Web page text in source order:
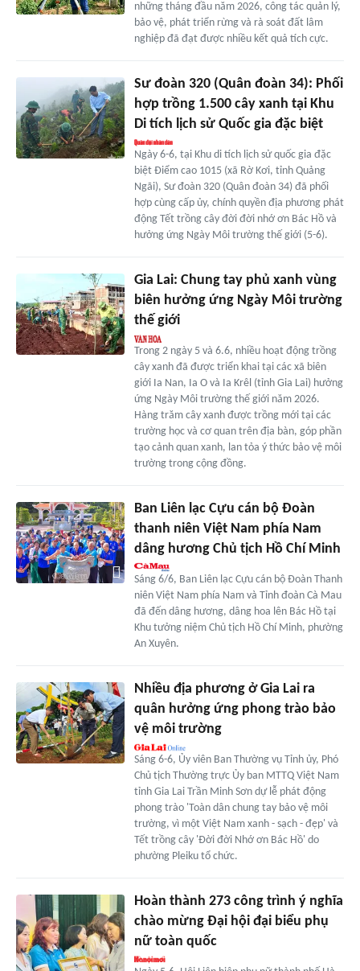
những tháng đầu năm 2026, công tác quản lý,
bảo vệ, phát triển rừng và rà soát đất lâm
nghiệp đã đạt được nhiều kết quả tích cực.
Sư đoàn 320 (Quân đoàn 34): Phối
hợp trồng 1.500 cây xanh tại Khu
Di tích lịch sử Quốc gia đặc biệt
Ngày 6-6, tại Khu di tích lịch sử quốc gia đặc
biệt Điểm cao 1015 (xã Rờ Kơi, tỉnh Quảng
Ngãi), Sư đoàn 320 (Quân đoàn 34) đã phối
hợp cùng cấp ủy, chính quyền địa phương phát
động Tết trồng cây đời đời nhớ ơn Bác Hồ và
hưởng ứng Ngày Môi trường thế giới (5-6).
Gia Lai: Chung tay phủ xanh vùng
biên hưởng ứng Ngày Môi trường
thế giới
Trong 2 ngày 5 và 6.6, nhiều hoạt động trồng
cây xanh đã được triển khai tại các xã biên
giới Ia Nan, Ia O và Ia Krêl (tỉnh Gia Lai) hưởng
ứng Ngày Môi trường thế giới năm 2026.
Hàng trăm cây xanh được trồng mới tại các
trường học và cơ quan trên địa bàn, góp phần
tạo cảnh quan xanh, lan tỏa ý thức bảo vệ môi
trường trong cộng đồng.
Ban Liên lạc Cựu cán bộ Đoàn
thanh niên Việt Nam phía Nam
dâng hương Chủ tịch Hồ Chí Minh
Sáng 6/6, Ban Liên lạc Cựu cán bộ Đoàn Thanh
niên Việt Nam phía Nam và Tỉnh đoàn Cà Mau
đã đến dâng hương, dâng hoa lên Bác Hồ tại
Khu tưởng niệm Chủ tịch Hồ Chí Minh, phường
An Xuyên.
Nhiều địa phương ở Gia Lai ra
quân hưởng ứng phong trào bảo
vệ môi trường
Sáng 6-6, Ủy viên Ban Thường vụ Tỉnh ủy, Phó
Chủ tịch Thường trực Ủy ban MTTQ Việt Nam
tỉnh Gia Lai Trần Minh Sơn dự lễ phát động
phong trào 'Toàn dân chung tay bảo vệ môi
trường, vì một Việt Nam xanh - sạch - đẹp' và
Tết trồng cây 'Đời đời Nhớ ơn Bác Hồ' do
phường Pleiku tổ chức.
Hoàn thành 273 công trình ý nghĩa
chào mừng Đại hội đại biểu phụ
nữ toàn quốc